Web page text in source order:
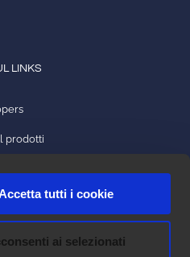
tutti i cookie
ai selezionati
LINKS
prodotti
open source